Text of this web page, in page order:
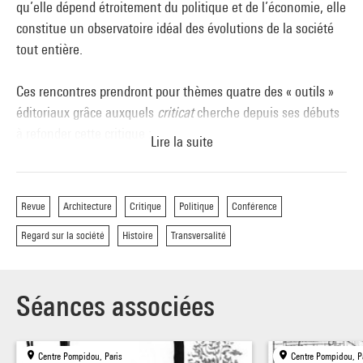
qu’elle dépend étroitement du politique et de l’économie, elle
constitue un observatoire idéal des évolutions de la société
tout entière.
Ces rencontres prendront pour thèmes quatre des « outils »
éditoriaux grâce auxquels criticatcherche depuis ses débuts
-L’enquête, parce qu’investiguer la réalité au plus près, c’est
se donner des moyens de mieux l’appréhender en
contournant la « communication » qui tend de plus en plus à
la remplacer.
déjouer les diktats du présentisme.
souvent mieux que l’image, et qu’ils engagent le lecteur dans
Lire la suite
Revue Architecture Critique Politique Conférence
Regard sur la société Histoire Transversalité
Séances associées
Centre Pompidou, Paris Centre Pompidou,